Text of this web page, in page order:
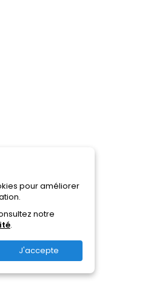
pour améliorer
notre
.
J'accepte